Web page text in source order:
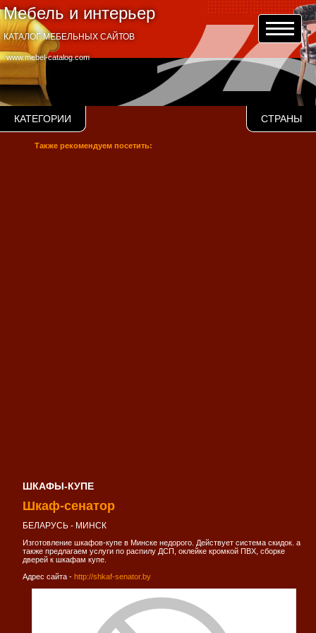
Мебель и интерьер
www.mebel-catalog.com
КАТАЛОГ МЕБЕЛЬНЫХ САЙТОВ
КАТЕГОРИИ СТРАНЫ
Также рекомендуем посетить:
ШКАФЫ-КУПЕ
Шкаф-сенатор
БЕЛАРУСЬ - МИНСК
Изготовление шкафов-купе в Минске недорого. Действует система скидок. а
также предлагаем услуги по распилу ДСП, оклейке кромкой ПВХ, сборке
дверей к шкафам купе.
Адрес сайта - http://shkaf-senator.by